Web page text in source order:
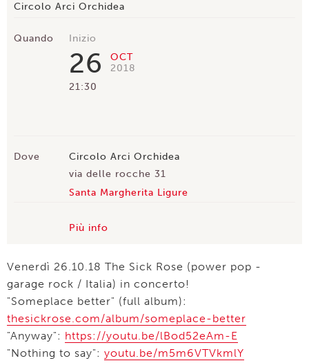
Circolo Arci Orchidea
Quando Inizio
26
OCT
2018
21:30
Dove
Circolo Arci Orchidea
via delle rocche 31
Santa Margherita Ligure
Più info
Venerdì 26.10.18 The Sick Rose (power pop -
garage rock / Italia) in concerto!
"Someplace better" (full album):
thesickrose.com/album/someplace-better
"Anyway": https://youtu.be/lBod52eAm-E
"Nothing to say": youtu.be/m5m6VTVkmlY